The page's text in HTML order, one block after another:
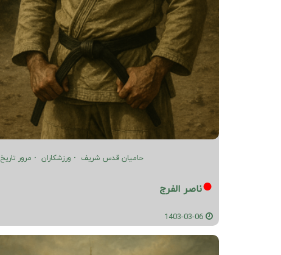
حامیان قدس شریف ورزشکاران مرور تاریخ
ناصر الفرج